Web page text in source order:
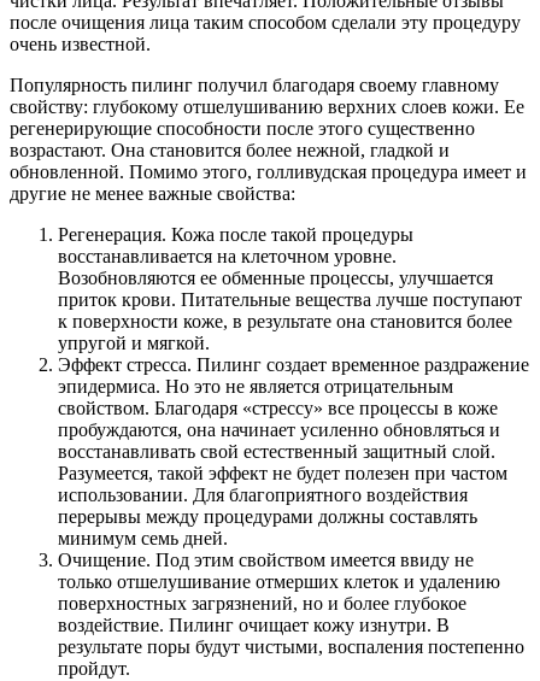
после очищения лица таким способом сделали эту процедуру
очень известной.
Популярность пилинг получил благодаря своему главному
свойству: глубокому отшелушиванию верхних слоев кожи. Ее
регенерирующие способности после этого существенно
возрастают. Она становится более нежной, гладкой и
обновленной. Помимо этого, голливудская процедура имеет и
другие не менее важные свойства:
Регенерация. Кожа после такой процедуры
восстанавливается на клеточном уровне.
Возобновляются ее обменные процессы, улучшается
приток крови. Питательные вещества лучше поступают
к поверхности коже, в результате она становится более
упругой и мягкой.
Эффект стресса. Пилинг создает временное раздражение
эпидермиса. Но это не является отрицательным
свойством. Благодаря «стрессу» все процессы в коже
пробуждаются, она начинает усиленно обновляться и
восстанавливать свой естественный защитный слой.
Разумеется, такой эффект не будет полезен при частом
использовании. Для благоприятного воздействия
перерывы между процедурами должны составлять
минимум семь дней.
Очищение. Под этим свойством имеется ввиду не
только отшелушивание отмерших клеток и удалению
поверхностных загрязнений, но и более глубокое
воздействие. Пилинг очищает кожу изнутри. В
результате поры будут чистыми, воспаления постепенно
пройдут.